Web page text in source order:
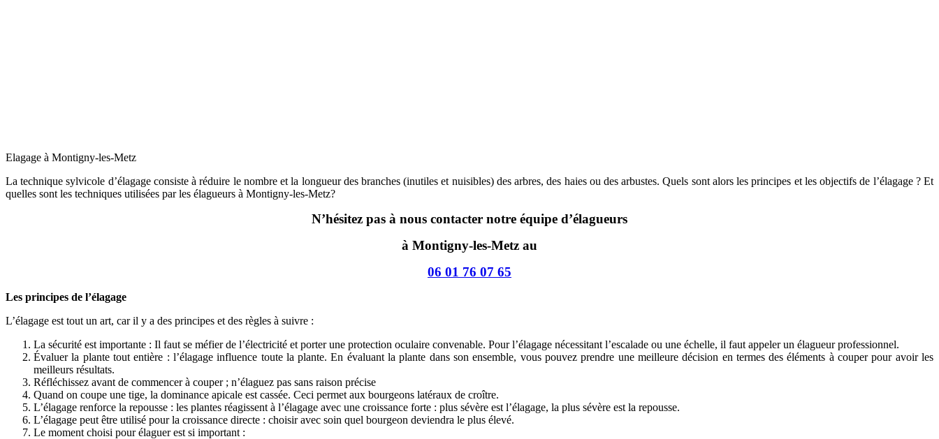
Elagage à Montigny-les-Metz
La technique sylvicole d’élagage consiste à réduire le nombre et la longueur des branches (inutiles et nuisibles) des arbres, des haies ou des arbustes. Quels sont alors les principes et les objectifs de l’élagage ? Et
quelles sont les techniques utilisées par les élagueurs à Montigny-les-Metz?
N’hésitez pas à nous contacter notre équipe d’élagueurs
à Montigny-les-Metz au
06 01 76 07 65
Les principes de l’élagage
L’élagage est tout un art, car il y a des principes et des règles à suivre :
La sécurité est importante : Il faut se méfier de l’électricité et porter une protection oculaire convenable. Pour l’élagage nécessitant l’escalade ou une échelle, il faut appeler un élagueur professionnel.
Évaluer la plante tout entière : l’élagage influence toute la plante. En évaluant la plante dans son ensemble, vous pouvez prendre une meilleure décision en termes des éléments à couper pour avoir les
meilleurs résultats.
Réfléchissez avant de commencer à couper ; n’élaguez pas sans raison précise
Quand on coupe une tige, la dominance apicale est cassée. Ceci permet aux bourgeons latéraux de croître.
L’élagage renforce la repousse : les plantes réagissent à l’élagage avec une croissance forte : plus sévère est l’élagage, la plus sévère est la repousse.
L’élagage peut être utilisé pour la croissance directe : choisir avec soin quel bourgeon deviendra le plus élevé.
Le moment choisi pour élaguer est si important :